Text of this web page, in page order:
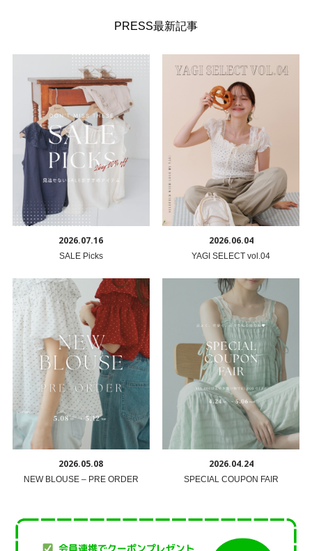
PRESS最新記事
2026.07.16
SALE Picks
2026.06.04
YAGI SELECT vol.04
2026.05.08
NEW BLOUSE – PRE ORDER
2026.04.24
SPECIAL COUPON FAIR